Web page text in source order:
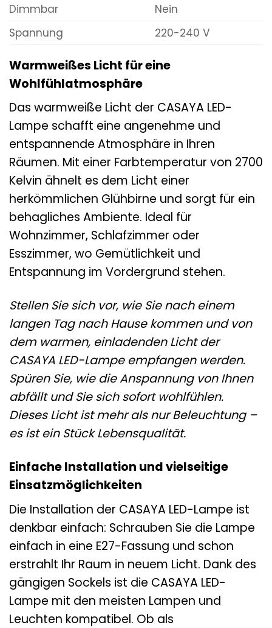
Dimmbar
Nein
Spannung
220-240 V
Warmweißes Licht für eine
Wohlfühlatmosphäre
Das warmweiße Licht der CASAYA LED-
Lampe schafft eine angenehme und
entspannende Atmosphäre in Ihren
Räumen. Mit einer Farbtemperatur von 2700
Kelvin ähnelt es dem Licht einer
herkömmlichen Glühbirne und sorgt für ein
behagliches Ambiente. Ideal für
Wohnzimmer, Schlafzimmer oder
Esszimmer, wo Gemütlichkeit und
Entspannung im Vordergrund stehen.
Stellen Sie sich vor, wie Sie nach einem
langen Tag nach Hause kommen und von
dem warmen, einladenden Licht der
CASAYA LED-Lampe empfangen werden.
Spüren Sie, wie die Anspannung von Ihnen
abfällt und Sie sich sofort wohlfühlen.
Dieses Licht ist mehr als nur Beleuchtung –
es ist ein Stück Lebensqualität.
Einfache Installation und vielseitige
Einsatzmöglichkeiten
Die Installation der CASAYA LED-Lampe ist
denkbar einfach: Schrauben Sie die Lampe
einfach in eine E27-Fassung und schon
erstrahlt Ihr Raum in neuem Licht. Dank des
gängigen Sockels ist die CASAYA LED-
Lampe mit den meisten Lampen und
Leuchten kompatibel. Ob als